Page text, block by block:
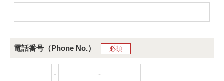
電話番号（Phone No.） 必須
- -